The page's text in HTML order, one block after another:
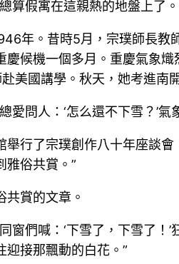
算假寓在這親熱的地盤上了。
年。昔時5月，宗璞師長
慶候機一個多月。重慶氣象
美國講學。秋天，她考進南
愛問人：‘怎么還不下雪？’
舉行了宗璞創作八十年座談
雅俗共賞。”
共賞的文章。
窗們喊：‘下雪了，下雪了
迎接那飄動的白花。”